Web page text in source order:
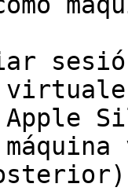
Apple